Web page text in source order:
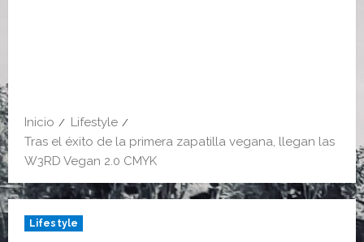
Inicio
Lifestyle
Tras el éxito de la primera zapatilla vegana, llegan las
W3RD Vegan 2.0 CMYK
Lifestyle